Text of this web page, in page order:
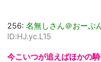
256: 名無しさん＠おーぷ
ID:HJ.yc.L15
今こいつが追えばほかの